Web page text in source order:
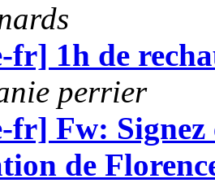
fr] 1h de
perrier
fr] Fw:
de